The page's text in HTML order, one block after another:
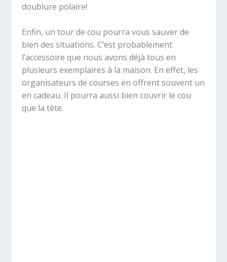
doublure polaire!
Enfin, un tour de cou pourra vous sauver de
bien des situations. C’est probablement
l’accessoire que nous avons déjà tous en
plusieurs exemplaires à la maison. En effet, les
organisateurs de courses en offrent souvent un
en cadeau. Il pourra aussi bien couvrir le cou
que la tête.